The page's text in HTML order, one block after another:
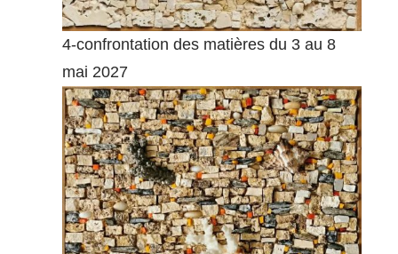
4-confrontation des matières du 3 au 8
mai 2027